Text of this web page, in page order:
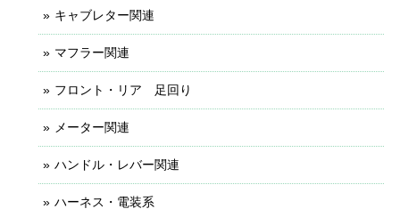
キャブレター関連
マフラー関連
フロント・リア 足回り
メーター関連
ハンドル・レバー関連
ハーネス・電装系